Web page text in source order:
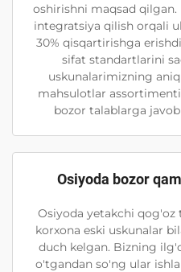
oshirishni maqsad
integratsiya qilish orqali
30% qisqartirishga
sifat standartlarini
uskunalarimizning
mahsulotlar
bozor talablarga
Osiyoda bozor
Osiyoda yetakchi qog'oz
korxona eski uskunalar
duch kelgan. Bizning
o'tgandan so'ng ular